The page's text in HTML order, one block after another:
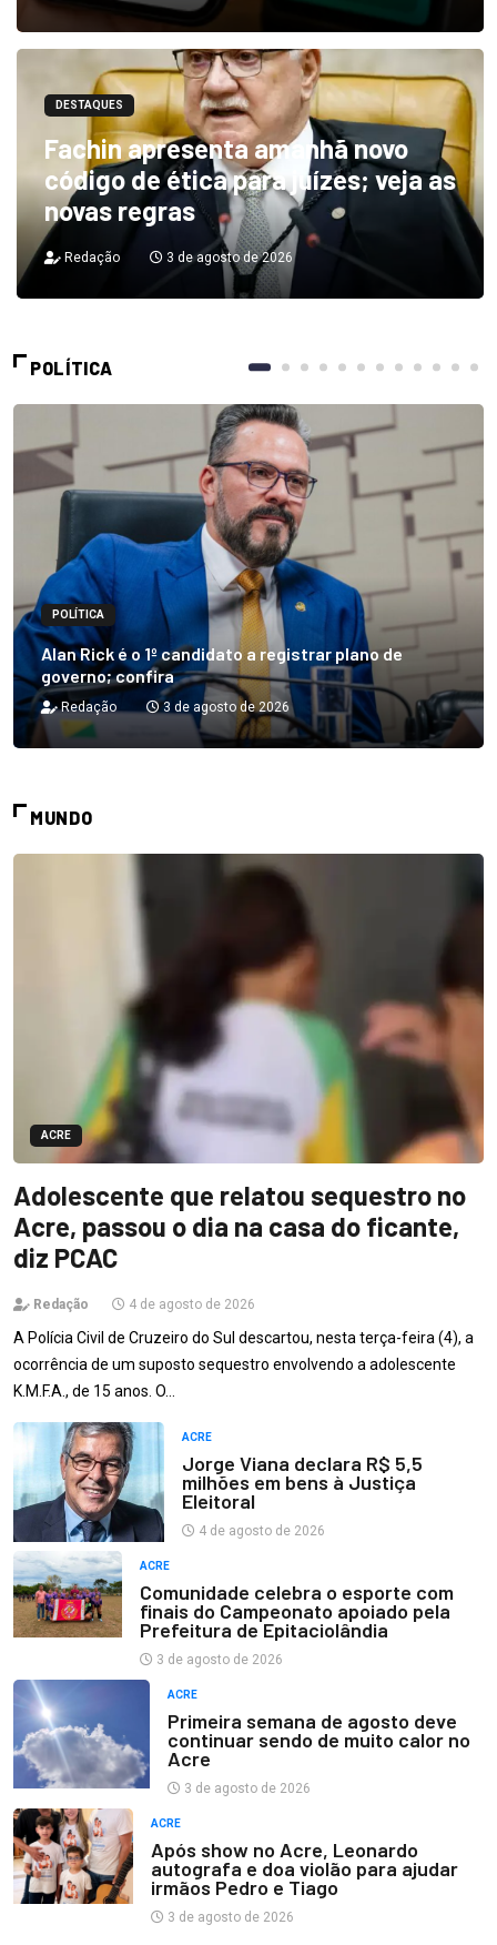
DESTAQUES
Fachin apresenta amanhã novo
código de ética para juízes; veja as
novas regras
Redação 3 de agosto de 2026
POLÍTICA
POLÍTICA
Alan Rick é o 1º candidato a registrar plano de
governo; confira
Redação 3 de agosto de 2026
MUNDO
ACRE
Adolescente que relatou sequestro no
Acre, passou o dia na casa do ficante,
diz PCAC
Redação 4 de agosto de 2026
A Polícia Civil de Cruzeiro do Sul descartou, nesta terça-feira (4), a
ocorrência de um suposto sequestro envolvendo a adolescente
K.M.F.A., de 15 anos. O…
ACRE
Jorge Viana declara R$ 5,5
milhões em bens à Justiça
Eleitoral
4 de agosto de 2026
ACRE
Comunidade celebra o esporte com
finais do Campeonato apoiado pela
Prefeitura de Epitaciolândia
3 de agosto de 2026
ACRE
Primeira semana de agosto deve
continuar sendo de muito calor no
Acre
3 de agosto de 2026
ACRE
Após show no Acre, Leonardo
autografa e doa violão para ajudar
irmãos Pedro e Tiago
3 de agosto de 2026